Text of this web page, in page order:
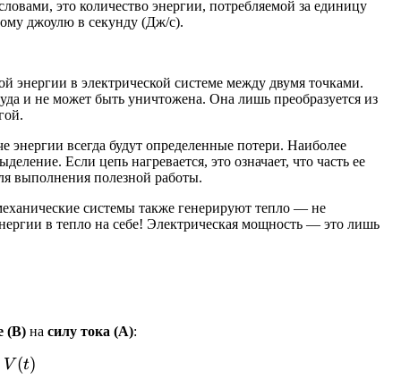
это количество энергии, потребляемой за единицу
джоулю в секунду (Дж/с).
энергии в электрической системе между двумя точками.
и не может быть уничтожена. Она лишь преобразуется из
энергии всегда будут определенные потери. Наиболее
Если цепь нагревается, это означает, что часть ее
выполнения полезной работы.
системы также генерируют тепло — не
в тепло на себе! Электрическая мощность — это лишь
(В) на силу тока (А):
V(t)
V (t)